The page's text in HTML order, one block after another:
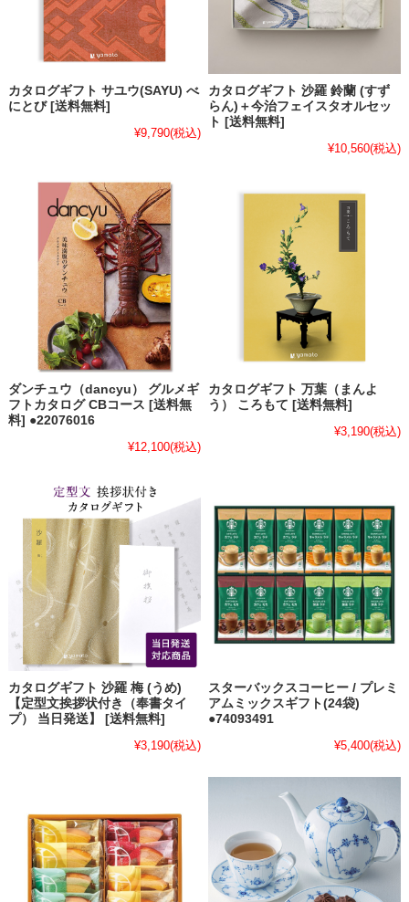
カタログギフト サユウ(SAYU) べ
にとび [送料無料]
¥9,790(税込)
カタログギフト 沙羅 鈴蘭 (すず
らん)＋今治フェイスタオルセッ
ト [送料無料]
¥10,560(税込)
ダンチュウ（dancyu） グルメギ
フトカタログ CBコース [送料無
料] ●22076016
¥12,100(税込)
カタログギフト 万葉（まんよ
う） ころもて [送料無料]
¥3,190(税込)
カタログギフト 沙羅 梅 (うめ)
【定型文挨拶状付き（奉書タイ
プ） 当日発送】 [送料無料]
¥3,190(税込)
スターバックスコーヒー / プレミ
アムミックスギフト(24袋)
●74093491
¥5,400(税込)